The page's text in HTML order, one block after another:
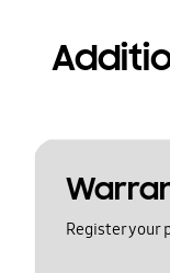
Register your